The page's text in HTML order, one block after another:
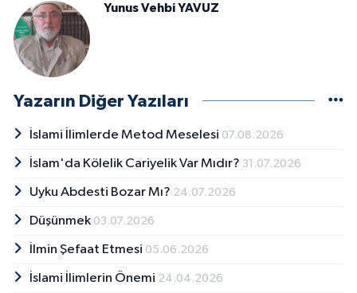
Yunus Vehbi YAVUZ
Yazarın Diğer Yazıları
İslami İlimlerde Metod Meselesi 07.08.2026
İslam'da Kölelik Cariyelik Var Mıdır? 31.07.2026
Uyku Abdesti Bozar Mı? 24.07.2026
Düşünmek 03.07.2026
İlmin Şefaat Etmesi 05.06.2026
İslami İlimlerin Önemi 24.04.2026